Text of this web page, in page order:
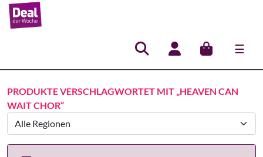
☰
Hauptnavigation
PRODUKTE VERSCHLAGWORTET MIT „HEAVEN CAN
WAIT CHOR“